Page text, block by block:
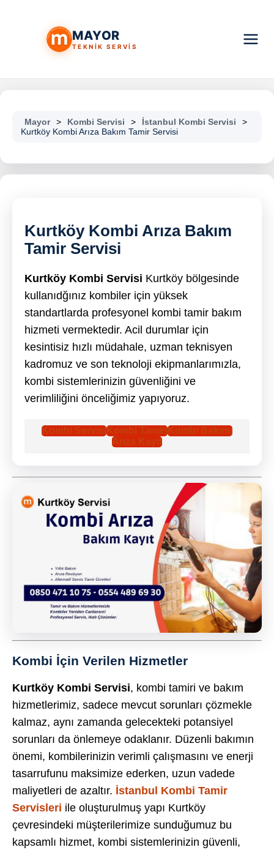
MAYOR
TEKNİK SERVİS
Mayor > Kombi Servisi > İstanbul Kombi Servisi
>
Kurtköy Kombi Arıza Bakım Tamir Servisi
Kurtköy Kombi Arıza Bakım
Tamir Servisi
Kurtköy Kombi Servisi Kurtköy bölgesinde
kullanıdğınız kombiler için yüksek
standartlarda profesyonel kombi tamir bakım
hizmeti vermektedir. Acil durumlar için
kesintisiz hızlı müdahale, uzman teknisyen
kadromuz ve son teknoloji ekipmanlarımızla,
kombi sistemlerinizin güvenliğini ve
verimliliğini önceliğimiz yapıyoruz.
Kombi ServisiKombi TamiriKombi Bakımı
Arıza Kayıt
Kombi İçin Verilen Hizmetler
Kurtköy Kombi Servisi, kombi tamiri ve bakım
hizmetlerimiz, sadece mevcut sorunları çözmekle
kalmaz, aynı zamanda gelecekteki potansiyel
sorunları da önlemeye odaklanır. Düzenli bakımın
önemi, kombilerinizin verimli çalışmasını ve enerji
tasarrufunu maksimize ederken, uzun vadede
maliyetleri de azaltır. İstanbul Kombi Tamir
Servisleri ile oluşturulmuş yapı Kurtköy
çevresindeki müşterilerimize sunduğumuz bu
kapsamlı hizmet, kombi sistemlerinizin güvenli,